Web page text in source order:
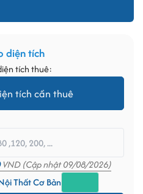
diện tích
tích thuê:
tích cần thuê
VND (Cập nhật 09/08/2026)
Thất Cơ Bản